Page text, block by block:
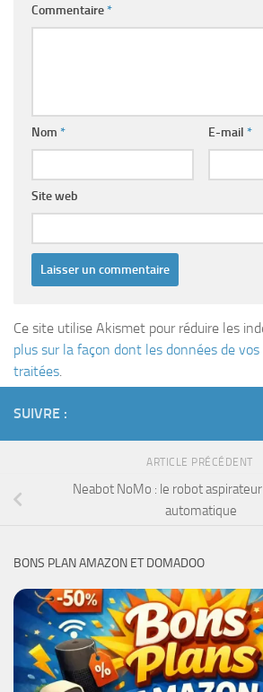
Commentaire*
Nom * E-mail *
Site web
Ce site utilise Akismet pour réduire les
plus sur la façon dont les données de
traitées.
SUIVRE :
ARTICLE PRÉCÉDENT
Neabot NoMo : le robot
automatique
BONS PLAN AMAZON ET DOMADOO